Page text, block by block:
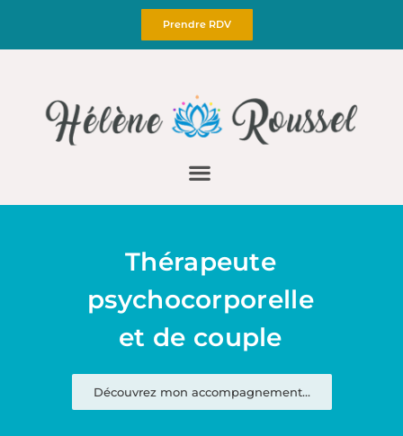
Prendre RDV
Thérapeute
psychocorporelle
et de couple
Découvrez mon accompagnement...